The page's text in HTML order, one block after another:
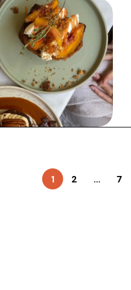
1 2 … 7